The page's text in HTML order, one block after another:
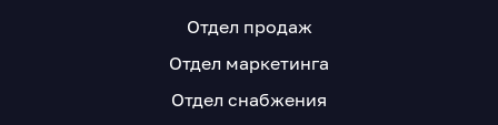
Отдел продаж
Отдел маркетинга
Отдел снабжения